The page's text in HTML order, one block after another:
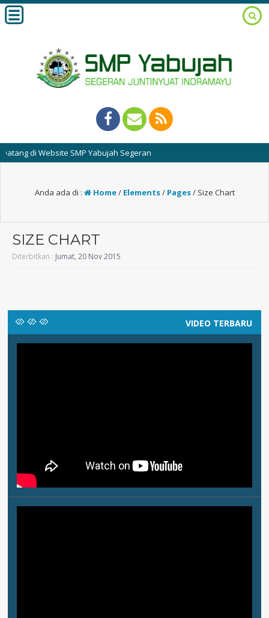
di Website SMP Yabujah Segeran
Anda ada di : Home/ Elements/ Pages/ Size Chart
SIZE CHART
Diterbitkan : Jumat, 20 Nov 2015
VIDEO TERBARU